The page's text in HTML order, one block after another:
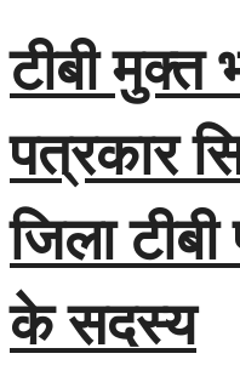
टीबी मुक्त
पत्रकार
जिला
के सदस्य